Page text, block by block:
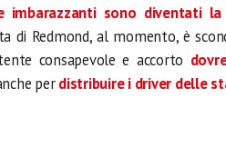
imbarazzanti sono diventati
di Redmond, al momento, è
consapevole e accorto
perdistribuire i driver delle